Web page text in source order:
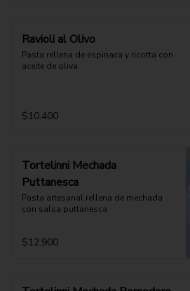
Ravioli al Olivo
Pasta rellena de espinaca y ricotta con
aceite de oliva
$10.400
Tortelinni Mechada
Puttanesca
Pasta artesanal rellena de mechada
con salsa puttanesca
$12.900